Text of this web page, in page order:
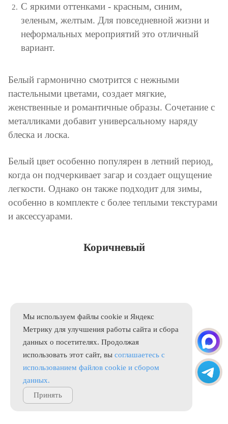
С яркими оттенками - красным, синим,
зеленым, желтым. Для повседневной жизни и
неформальных мероприятий это отличный
вариант.
Белый гармонично смотрится с нежными
пастельными цветами, создает мягкие,
женственные и романтичные образы. Сочетание с
металликами добавит универсальному наряду
блеска и лоска.
Белый цвет особенно популярен в летний период,
когда он подчеркивает загар и создает ощущение
легкости. Однако он также подходит для зимы,
особенно в комплекте с более теплыми текстурами
и аксессуарами.
Коричневый
Мы используем файлы cookie и Яндекс
Метрику для улучшения работы сайта и сбора
данных о посетителях. Продолжая
использовать этот сайт, вы соглашаетесь с
использованием файлов cookie и сбором
данных.
Принять